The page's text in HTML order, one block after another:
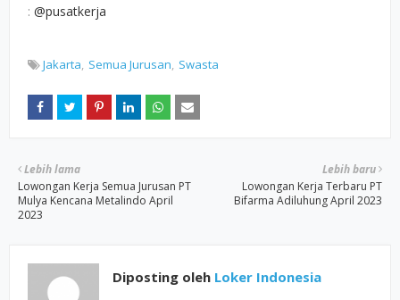
: @pusatkerja
Jakarta Semua Jurusan Swasta
Lebih baru
Lowongan Kerja Terbaru PT
Bifarma Adiluhung April 2023
Lebih lama
Lowongan Kerja Semua Jurusan PT
Mulya Kencana Metalindo April
2023
Diposting oleh Loker Indonesia